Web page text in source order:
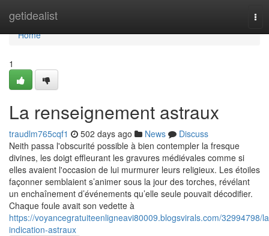
getidealist
Home
Home
1
La renseignement astraux
traudlm765cqf1 502 days ago News
Discuss
Neith passa l'obscurité possible à bien contempler la fresque
divines, les doigt effleurant les gravures médiévales comme si
elles avaient l'occasion de lui murmurer leurs religieux. Les étoiles
façonner semblaient s’animer sous la jour des torches, révélant
un enchaînement d’événements qu’elle seule pouvait décodifier.
Chaque foule avait son vedette à
https://voyancegratuiteenligneavi80009.blogsvirals.com/32994798/
indication-astraux